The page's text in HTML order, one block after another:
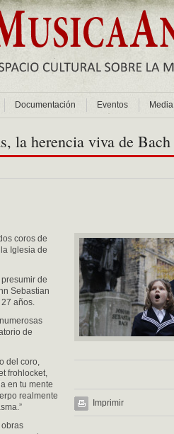
Documentación Eventos Media
la herencia viva de Bach
Imprimir
coros de
Iglesia de
de
Sebastian
años.
de
del coro,
frohlocket,
en tu mente
realmente
obras